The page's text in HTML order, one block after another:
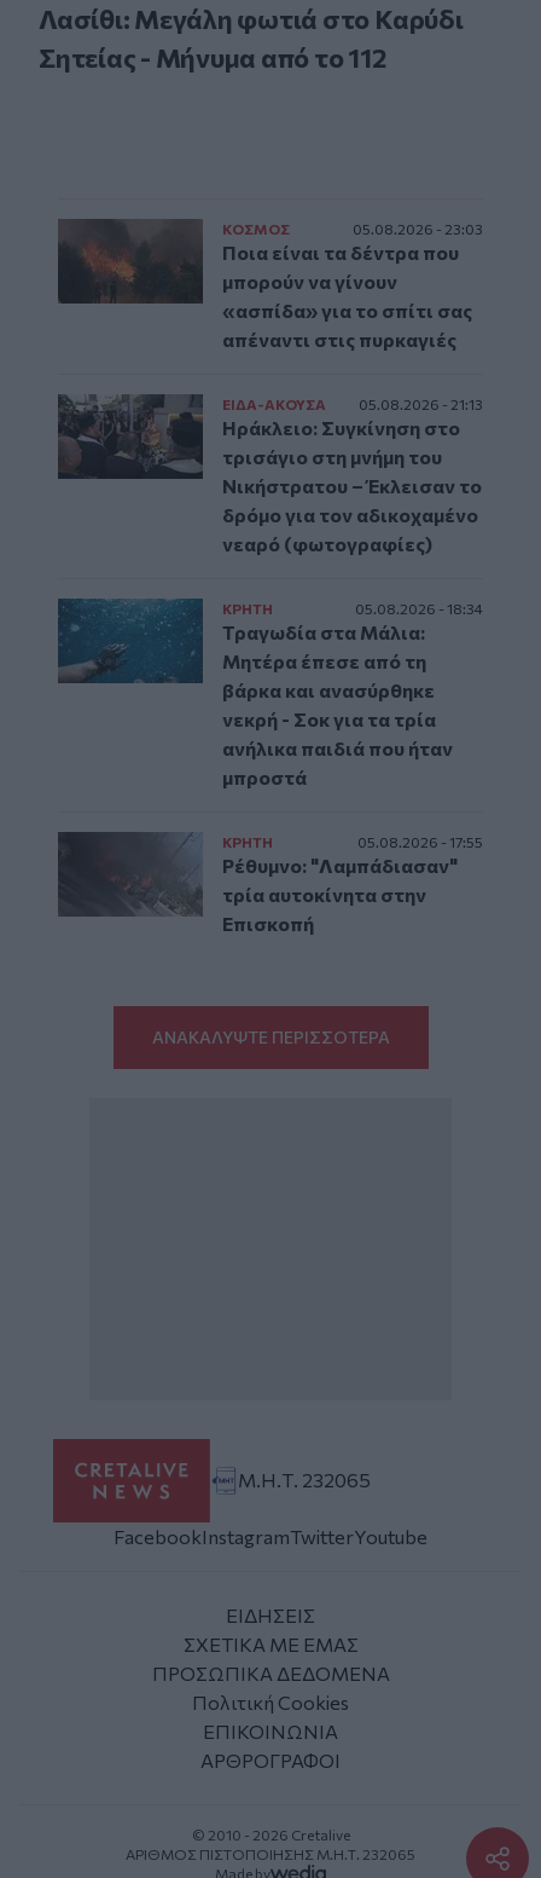
Λασίθι: Μεγάλη φωτιά στο Καρύδι
Σητείας - Μήνυμα από το 112
ΚΟΣΜΟΣ 05.08.2026 - 23:03
Ποια είναι τα δέντρα που
μπορούν να γίνουν
«ασπίδα» για το σπίτι σας
απέναντι στις πυρκαγιές
ΕΙΔΑ-ΑΚΟΥΣΑ 05.08.2026 - 21:13
Ηράκλειο: Συγκίνηση στο
τρισάγιο στη μνήμη του
Νικήστρατου – Έκλεισαν το
δρόμο για τον αδικοχαμένο
νεαρό (φωτογραφίες)
ΚΡΗΤΗ 05.08.2026 - 18:34
Τραγωδία στα Μάλια:
Μητέρα έπεσε από τη
βάρκα και ανασύρθηκε
νεκρή - Σοκ για τα τρία
ανήλικα παιδιά που ήταν
μπροστά
ΚΡΗΤΗ 05.08.2026 - 17:55
Ρέθυμνο: "Λαμπάδιασαν"
τρία αυτοκίνητα στην
Επισκοπή
ΑΝΑΚΑΛΥΨΤΕ ΠΕΡΙΣΣΟΤΕΡΑ
Μ.Η.Τ. 232065
FacebookInstagramTwitterYoutube
ΕΙΔΗΣΕΙΣ
ΣΧΕΤΙΚΑ ΜΕ ΕΜΑΣ
ΠΡΟΣΩΠΙΚΑ ΔΕΔΟΜΕΝΑ
Πολιτική Cookies
ΕΠΙΚΟΙΝΩΝΙΑ
ΑΡΘΡΟΓΡΑΦΟΙ
© 2010 - 2026 Cretalive
ΑΡΙΘΜΟΣ ΠΙΣΤΟΠΟΙΗΣΗΣ Μ.Η.Τ. 232065
Made by